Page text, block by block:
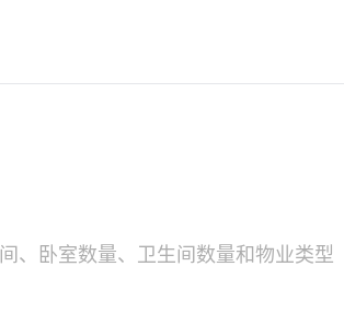
、卧室数量、卫生间数量和物业类